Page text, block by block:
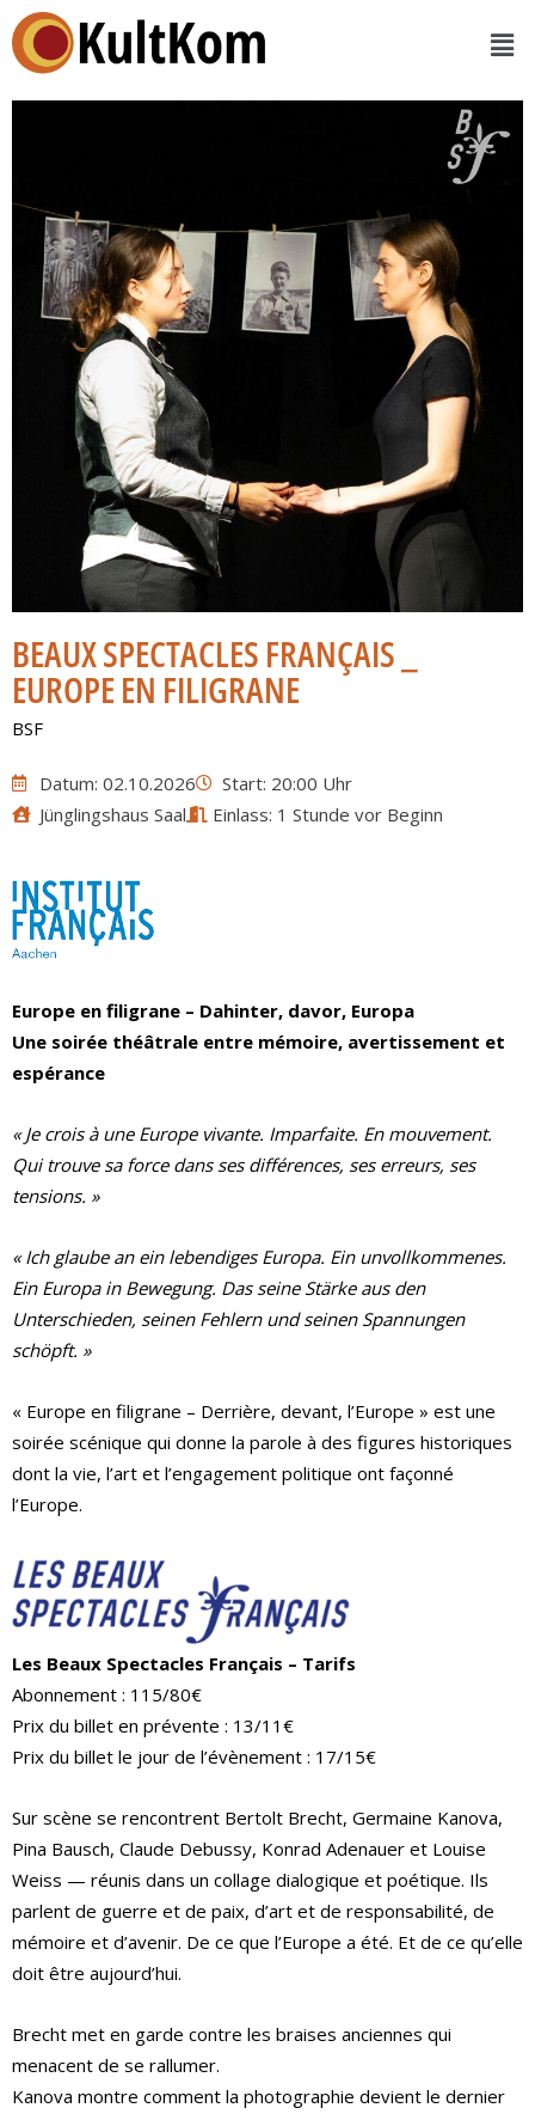
BEAUX SPECTACLES FRANÇAIS _
EUROPE EN FILIGRANE
BSF
Datum: 02.10.2026
Start: 20:00 Uhr
Jünglingshaus Saal
Einlass: 1 Stunde vor Beginn
Europe en filigrane – Dahinter, davor, Europa
Une soirée théâtrale entre mémoire, avertissement et
espérance
« Je crois à une Europe vivante. Imparfaite. En mouvement.
Qui trouve sa force dans ses différences, ses erreurs, ses
tensions. »
« Ich glaube an ein lebendiges Europa. Ein unvollkommenes.
Ein Europa in Bewegung. Das seine Stärke aus den
Unterschieden, seinen Fehlern und seinen Spannungen
schöpft. »
« Europe en filigrane – Derrière, devant, l’Europe » est une
soirée scénique qui donne la parole à des figures historiques
dont la vie, l’art et l’engagement politique ont façonné
l’Europe.
Les Beaux Spectacles Français – Tarifs
Abonnement : 115/80€
Prix du billet en prévente : 13/11€
Prix du billet le jour de l’évènement : 17/15€
Sur scène se rencontrent Bertolt Brecht, Germaine Kanova,
Pina Bausch, Claude Debussy, Konrad Adenauer et Louise
Weiss — réunis dans un collage dialogique et poétique. Ils
parlent de guerre et de paix, d’art et de responsabilité, de
mémoire et d’avenir. De ce que l’Europe a été. Et de ce qu’elle
doit être aujourd’hui.
Brecht met en garde contre les braises anciennes qui
menacent de se rallumer.
Kanova montre comment la photographie devient le dernier